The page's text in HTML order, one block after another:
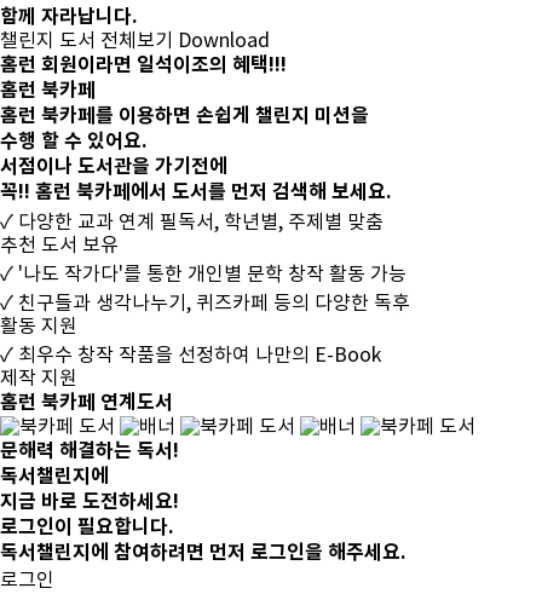
함께 자라납니다.
챌린지 도서 전체보기 Download
홈런 회원이라면 일석이조의 혜택!!!
홈런 북카페
홈런 북카페를 이용하면 손쉽게 챌린지 미션을
수행 할 수 있어요.
서점이나 도서관을 가기전에
꼭!! 홈런 북카페에서 도서를 먼저 검색해 보세요.
✓ 다양한 교과 연계 필독서, 학년별, 주제별 맞춤
추천 도서 보유
✓ '나도 작가다'를 통한 개인별 문학 창작 활동 가능
✓ 친구들과 생각나누기, 퀴즈카페 등의 다양한 독후
활동 지원
✓ 최우수 창작 작품을 선정하여 나만의 E-Book
제작 지원
홈런 북카페 연계도서
문해력 해결하는 독서!
독서챌린지에
지금 바로 도전하세요!
로그인이 필요합니다.
독서챌린지에 참여하려면 먼저 로그인을 해주세요.
로그인